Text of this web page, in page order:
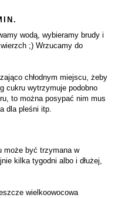
wodą, wybieramy brudy i
;) Wrzucamy do
chłodnym miejscu, żeby
cukru wytrzymuje podobno
to można posypać nim mus
dla pleśni itp.
może być trzymana w
kilka tygodni albo i dłużej,
wielkoowocowa